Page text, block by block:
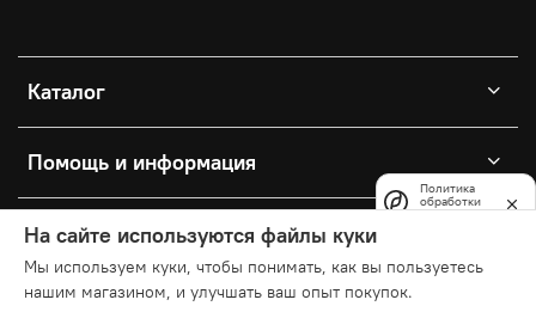
Каталог
Помощь и информация
Личный кабинет
На сайте используются файлы куки
Мы используем куки, чтобы понимать, как вы пользуетесь
нашим магазином, и улучшать ваш опыт покупок.
Политика
обработки
данных